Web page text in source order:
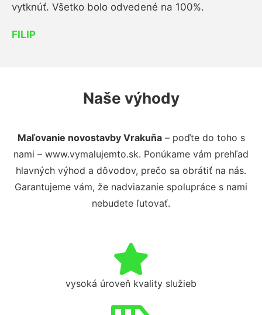
vytknúť. Všetko bolo odvedené na 100%.
FILIP
Naše výhody
Maľovanie novostavby Vrakuňa– poďte do toho s
nami – www.vymalujemto.sk. Ponúkame vám prehľad
hlavných výhod a dôvodov, prečo sa obrátiť na nás.
Garantujeme vám, že nadviazanie spolupráce s nami
nebudete ľutovať.
vysoká úroveň kvality služieb